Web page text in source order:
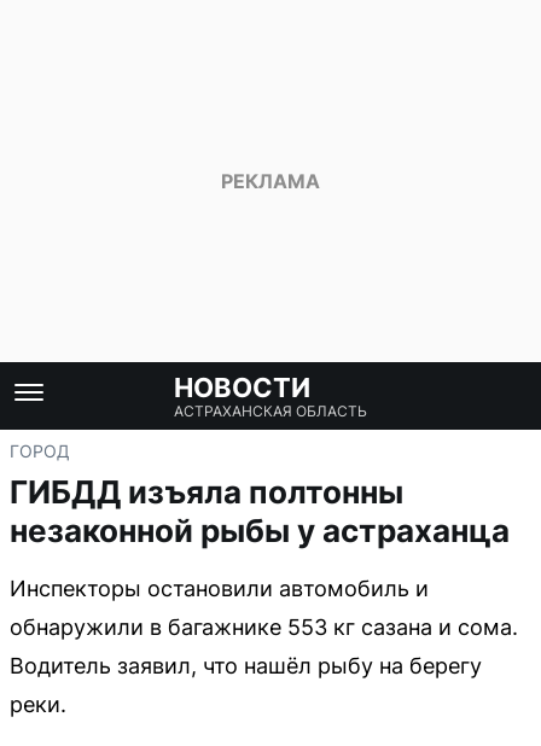
НОВОСТИ
АСТРАХАНСКАЯ ОБЛАСТЬ
ГОРОД
ГИБДД изъяла полтонны
незаконной рыбы у астраханца
Инспекторы остановили автомобиль и
обнаружили в багажнике 553 кг сазана и сома.
Водитель заявил, что нашёл рыбу на берегу
реки.